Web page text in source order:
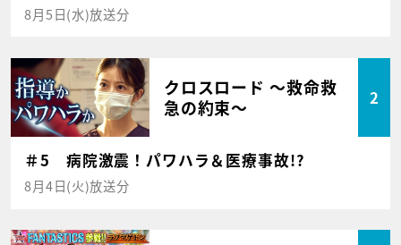
8月5日(水)放送分
クロスロード ～救命救
急の約束～
2
＃5 病院激震！パワハラ＆医療事故!?
8月4日(火)放送分